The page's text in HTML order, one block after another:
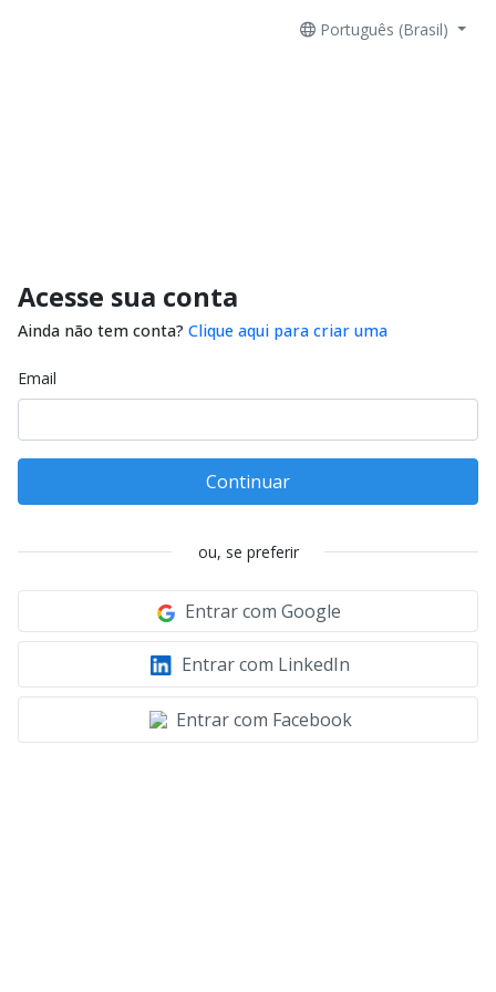
Português (Brasil)
Acesse sua conta
Ainda não tem conta? Clique aqui para criar uma
Email
Continuar
ou, se preferir
Entrar com Google
Entrar com LinkedIn
Entrar com Facebook